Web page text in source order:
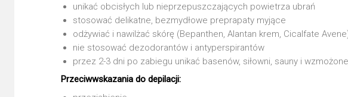
unikać obcisłych lub nieprzepuszczających powietrza ubrań
stosować delikatne, bezmydłowe preprapaty myjące
odżywiać i nawilżać skórę (Bepanthen, Alantan krem, Cicalfate
nie stosować dezodorantów i antyperspirantów
przez 2-3 dni po zabiegu unikać basenów, siłowni, sauny i
Przeciwwskazania do depilacji: